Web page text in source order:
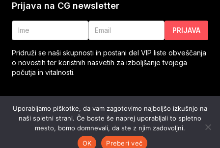
Prijava na CG newsletter
Pridruži se naši skupnosti in postani del VIP liste obveščanja
o novostih ter koristnih nasvetih za izboljšanje tvojega
počutja in vitalnosti.
PRIJAVA
© CENTER GIBANJA 2023 / POGOJI POSLOVANJA /
CENTER GIBANJA, Kidričeva cesta 2b, Velenje / +386 51
803 050
Uporabljamo piškotke, da vam zagotovimo najboljšo izkušnjo na
naši spletni strani. Če boste še naprej uporabljali to spletno
mesto, bomo domnevali, da ste z njim zadovoljni.
OK
Preberi več